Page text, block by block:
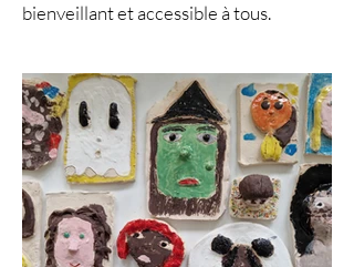
bienveillant et accessible à tous.